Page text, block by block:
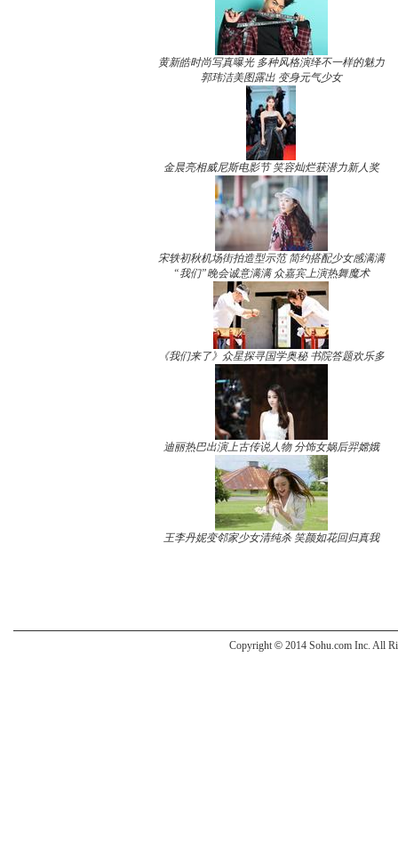
黄新皓时尚写真曝光 多种风格演绎不一样的魅力
郭玮洁美图露出 变身元气少女
金晨亮相威尼斯电影节 笑容灿烂获潜力新人奖
宋轶初秋机场街拍造型示范 简约搭配少女感满满
“我们”晚会诚意满满 众嘉宾上演热舞魔术
《我们来了》众星探寻国学奥秘 书院答题欢乐多
迪丽热巴出演上古传说人物 分饰女娲后羿嫦娥
王李丹妮变邻家少女清纯杀 笑颜如花回归真我
Copyright © 2014 Sohu.com Inc. All